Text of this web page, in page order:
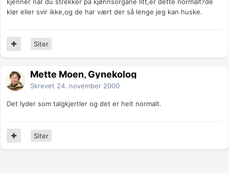
kjenner når du strekker på kjønnsorgane litt,er dette normalt?de
klør eller svir ikke,og de har vært der så lenge jeg kan huske.
Siter
Mette Moen, Gynekolog
Skrevet 24. november 2000
Det lyder som talgkjertler og det er helt normalt.
Siter